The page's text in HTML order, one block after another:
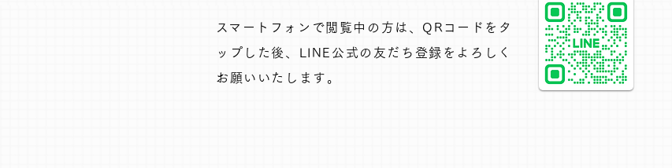
​スマートフォンで閲覧中の方は、QRコードをタ
ップした後、LINE公式の友だち登録をよろしく
お願いいたします。